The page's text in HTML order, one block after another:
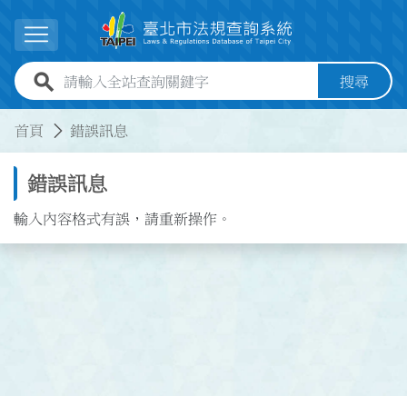
展開選單
全站查詢關鍵字欄位 搜尋
首頁 錯誤訊息
錯誤訊息
輸入內容格式有誤，請重新操作。